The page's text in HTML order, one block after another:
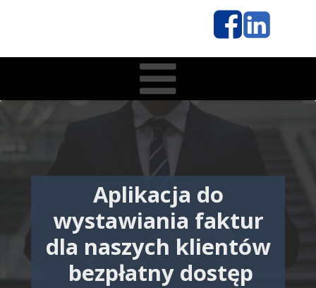
Aplikacja do
wystawiania faktur
dla naszych klientów
bezpłatny dostęp